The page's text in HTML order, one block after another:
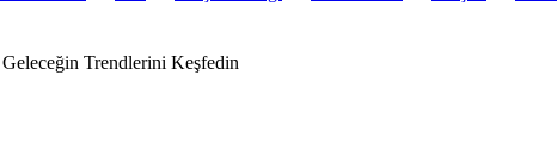
Trendlerini Keşfedin